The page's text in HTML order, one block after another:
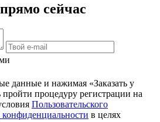
сейчас
данные и нажимая «Заказать у
пройти процедуру регистрации на
Пользовательского
в целях